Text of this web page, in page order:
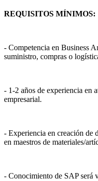
REQUISITOS MÍNIMOS:
- Competencia en Business
suministro, compras o
- 1-2 años de experiencia en
empresarial.
- Experiencia en creación de
en maestros de materiales/
- Conocimiento de SAP será